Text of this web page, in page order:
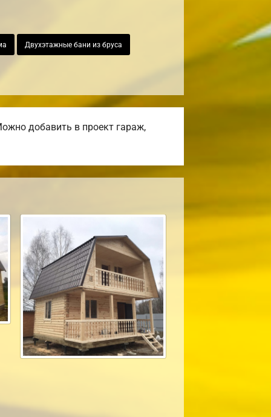
Двухэтажные бани из бруса
добавить в проект гараж,